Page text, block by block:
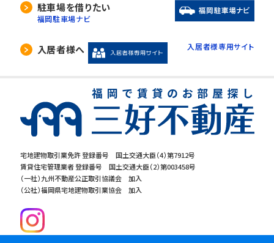
宅地建物取引業免許 登録番号 国土交通大臣（4）第7912号
賃貸住宅管理業者 登録番号 国土交通大臣（2）第003458号
（一社）九州不動産公正取引協議会 加入
（公社）福岡県宅地建物取引業協会 加入
駐車場を借りたい
福岡駐車場ナビ
入居者様へ 入居者様専用サイト